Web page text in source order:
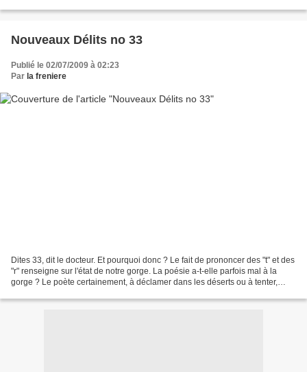
Nouveaux Délits no 33
Publié le 02/07/2009 à 02:23
Par la freniere
Dites 33, dit le docteur. Et pourquoi donc ? Le fait de prononcer des "t" et des
"r" renseigne sur l'état de notre gorge. La poésie a-t-elle parfois mal à la
gorge ? Le poète certainement, à déclamer dans les déserts ou à tenter,